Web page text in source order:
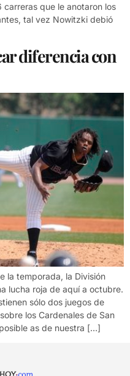
carreras que le anotaron los
tal vez Nowitzki debió
diferencia con
la temporada, la División
lucha roja de aquí a octubre.
sólo dos juegos de
los Cardenales de San
as de nuestra […]